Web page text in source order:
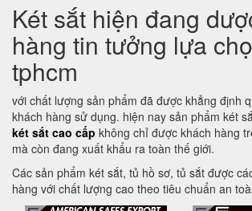
Két sắt hiện đang
hàng tin tưởng lựa
tphcm
với chất lượng sản phẩm đã được khẳng định
khách hàng sử dụng. hiện nay sản phẩm két
két sắt cao cấp không chỉ được khách hàng
mà còn đang xuất khẩu ra toàn thế giới.
Các sản phẩm két sắt, tủ hồ sơ, tủ sắt được
hàng với chất lượng cao theo tiêu chuẩn an